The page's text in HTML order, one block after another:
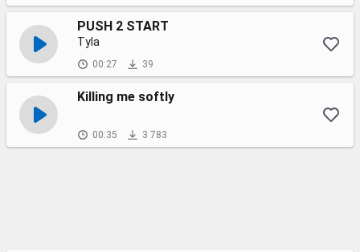
PUSH 2 START
Tyla
00:27 39
Killing me softly
00:35 3 783